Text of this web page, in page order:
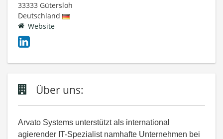
33333 Gütersloh
Deutschland
Website
Über uns:
Arvato Systems unterstützt als international
agierender IT-Spezialist namhafte Unternehmen bei